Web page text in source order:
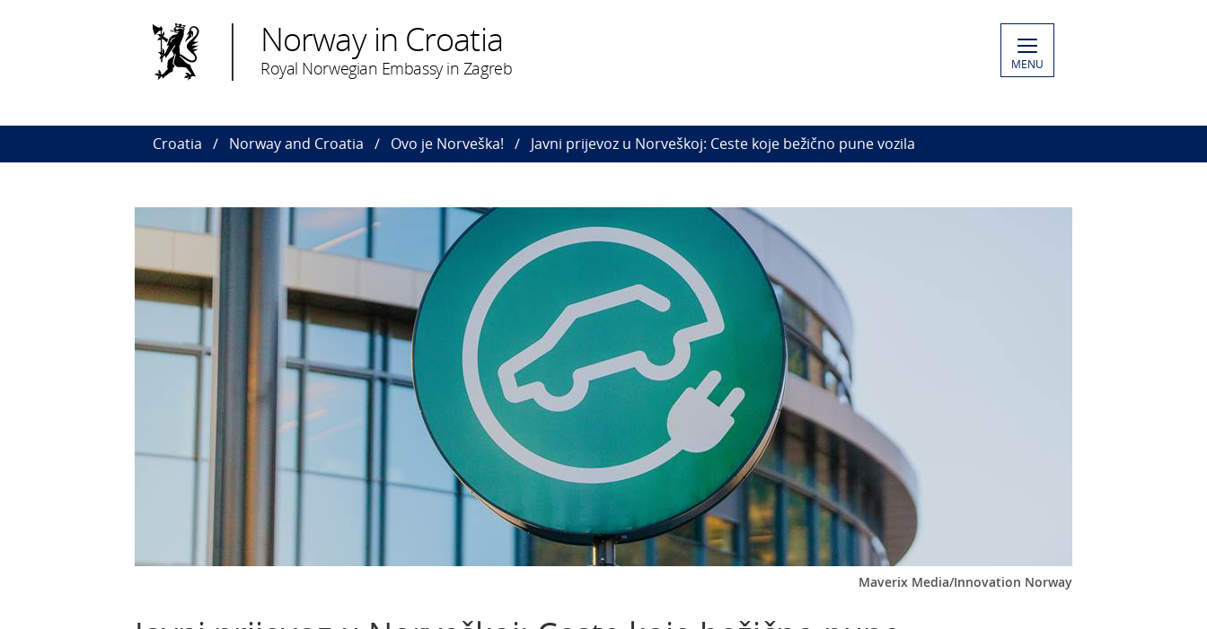
Norway in Croatia
Royal Norwegian Embassy in Zagreb MENU
Croatia Norway and Croatia Ovo je Norveška! Javni prijevoz u Norveškoj: Ceste koje bežično pune vozila
Maverix Media/Innovation Norway